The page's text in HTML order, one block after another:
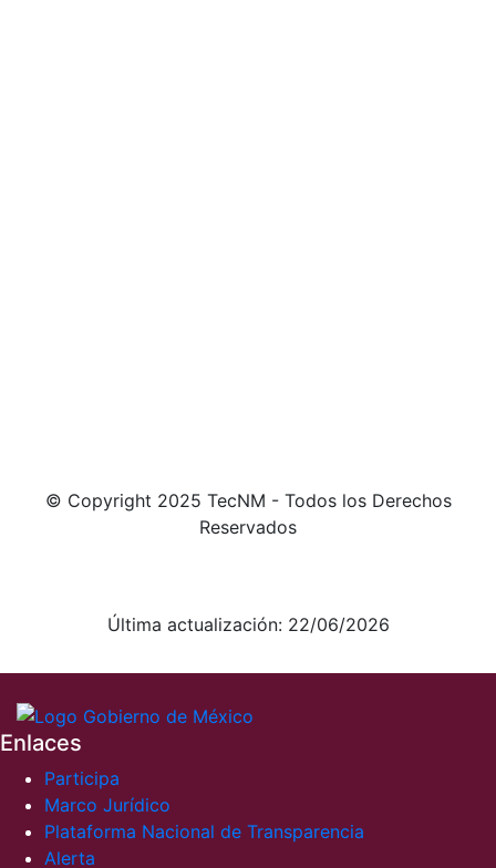
© Copyright 2025 TecNM - Todos los Derechos
Reservados
Última actualización: 22/06/2026
Enlaces
Participa
Marco Jurídico
Plataforma Nacional de Transparencia
Alerta